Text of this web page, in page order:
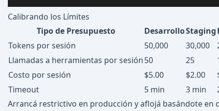
Calibrando los Límites
Tipo de Presupuesto
DesarrolloStaging
Tokens por sesión
50,000 30,000
Llamadas a herramientas por sesión50 25
Costo por sesión
$5.00 $2.00
Timeout
5 min 3 min
Arrancá restrictivo en producción y aflojá basándote en